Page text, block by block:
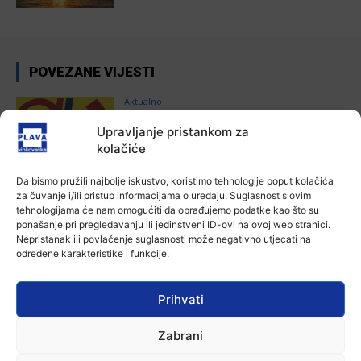
Upravljanje pristankom za
kolačiće
Da bismo pružili najbolje iskustvo, koristimo tehnologije poput kolačića
za čuvanje i/ili pristup informacijama o uređaju. Suglasnost s ovim
tehnologijama će nam omogućiti da obrađujemo podatke kao što su
ponašanje pri pregledavanju ili jedinstveni ID-ovi na ovoj web stranici.
Nepristanak ili povlačenje suglasnosti može negativno utjecati na
određene karakteristike i funkcije.
Prihvati
Zabrani
POVEZANE VIJESTI
Aktualno
stotu godišnjicu djelovanja
7 kolovoza, 2026
Aktualno
Za dva tjedna započinje još jedna
Divlja liga
7 kolovoza, 2026
Aktualno
U Županji održana Ljetna škola magije